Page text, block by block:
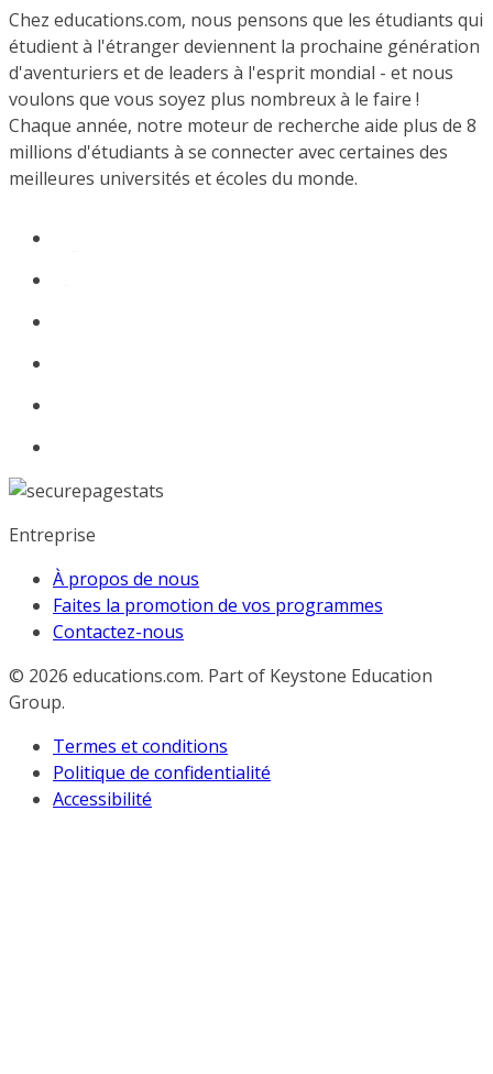
Chez educations.com, nous pensons que les étudiants qui
étudient à l'étranger deviennent la prochaine génération
d'aventuriers et de leaders à l'esprit mondial - et nous
voulons que vous soyez plus nombreux à le faire !
Chaque année, notre moteur de recherche aide plus de 8
millions d'étudiants à se connecter avec certaines des
meilleures universités et écoles du monde.
Entreprise
À propos de nous
Faites la promotion de vos programmes
Contactez-nous
© 2026 educations.com. Part of Keystone Education
Group.
Termes et conditions
Politique de confidentialité
Accessibilité